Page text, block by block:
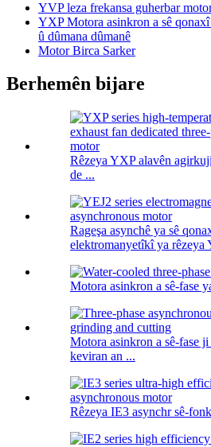
YVP leza frekansa guherbar
YXP Motora asinkron a sê
û dûmana dûmanê
Motor Birca Sarker
Berhemên bijare
Rêzeya YXP alavên
de ...
Rageşa asynchê ya sê
elektromanyetîkî ya rêzeya
Motora asinkron a sê-fase
Motora asinkron a sê-fase
keviran an ...
Rêzeya IE3 asynchr sê-